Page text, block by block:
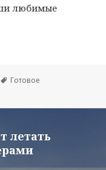
любимые
Метки
Готовое
летать